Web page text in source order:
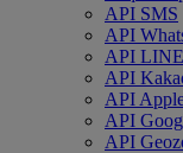
API SMS
API
API LINE
API
API
API
API